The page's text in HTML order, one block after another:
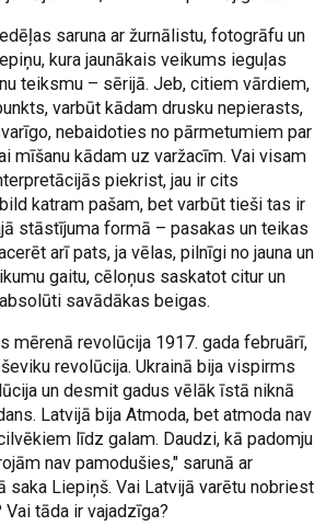
saruna ar žurnālistu, fotogrāfu un
kura jaunākais veikums ieguļas
teiksmu – sērijā. Jeb, citiem vārdiem,
varbūt kādam drusku nepierasts,
nebaidoties no pārmetumiem par
mīšanu kādam uz varžacīm. Vai visam
piekrist, jau ir cits
katram pašam, bet varbūt tieši tas ir
stāstījuma formā – pasakas un teikas
arī pats, ja vēlas, pilnīgi no jauna un
gaitu, cēloņus saskatot citur un
savādākas beigas.
mērenā revolūcija 1917. gada februārī,
revolūcija. Ukrainā bija vispirms
un desmit gadus vēlāk īstā niknā
Latvijā bija Atmoda, bet atmoda nav
līdz galam. Daudzi, kā padomju
nav pamodušies," sarunā ar
saka Liepiņš. Vai Latvijā varētu nobriest
tāda ir vajadzīga?